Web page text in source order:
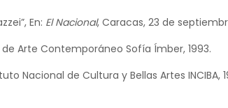
En: El Nacional, Caracas, 23 de
Arte Contemporáneo Sofía Ímber, 1993.
Nacional de Cultura y Bellas Artes INCIBA,